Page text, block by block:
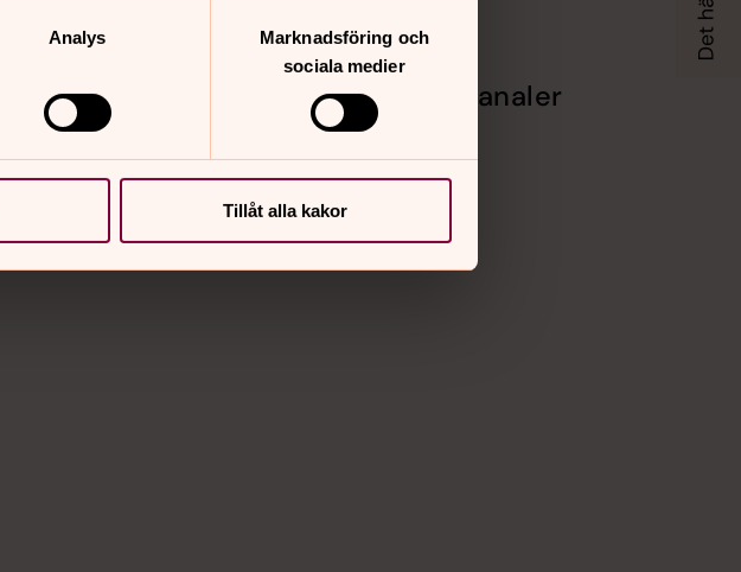
Analys
Marknadsföring och
sociala medier
Tillåt alla kakor
snabbt Sociala kanaler
Instagram